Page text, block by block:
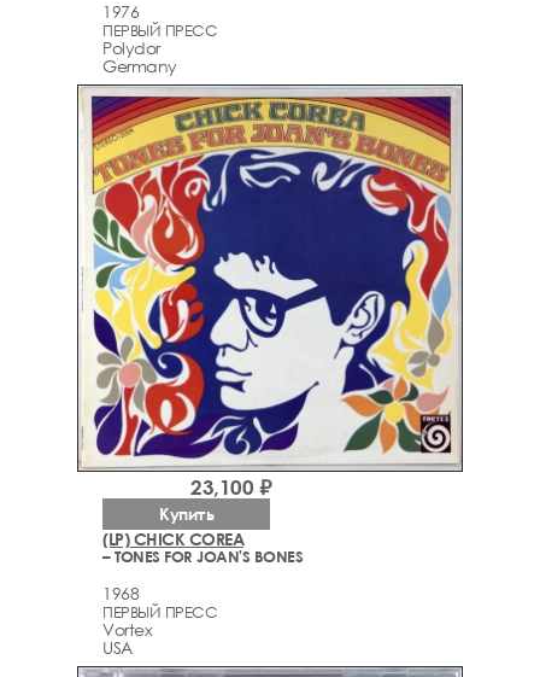
1976
ПЕРВЫЙ ПРЕСС
Polydor
Germany
(LP) CHICK COREA
– TONES FOR JOAN'S BONES
1968
ПЕРВЫЙ ПРЕСС
Vortex
USA
23,100 ₽
Купить